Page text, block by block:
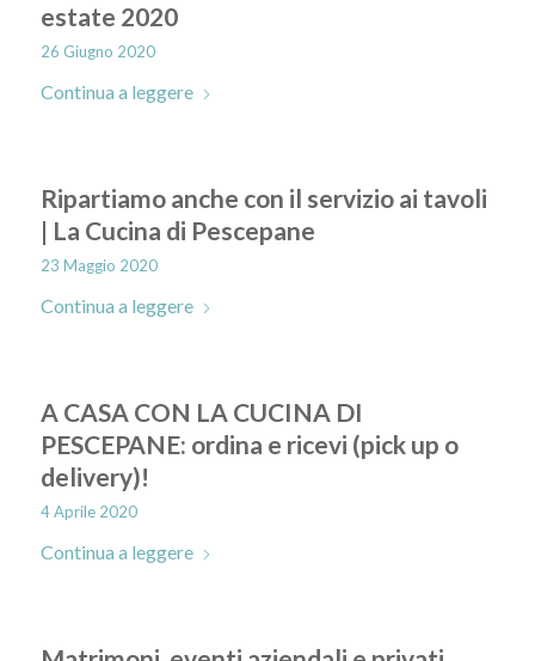
estate 2020
26 Giugno 2020
Continua a leggere
Ripartiamo anche con il servizio ai tavoli
| La Cucina di Pescepane
23 Maggio 2020
Continua a leggere
A CASA CON LA CUCINA DI
PESCEPANE: ordina e ricevi (pick up o
delivery)!
4 Aprile 2020
Continua a leggere